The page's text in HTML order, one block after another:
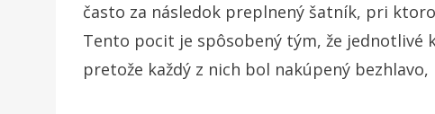
často za následok preplnený šatník, pri
Tento pocit je spôsobený tým, že jednotlivé
pretože každý z nich bol nakúpený